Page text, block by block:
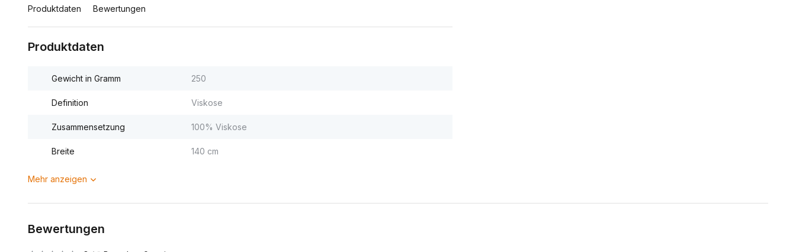
Produktdaten Bewertungen
Produktdaten
Gewicht in Gramm 250
Definition Viskose
Zusammensetzung 100% Viskose
Breite 140 cm
Mehr anzeigen
Bewertungen